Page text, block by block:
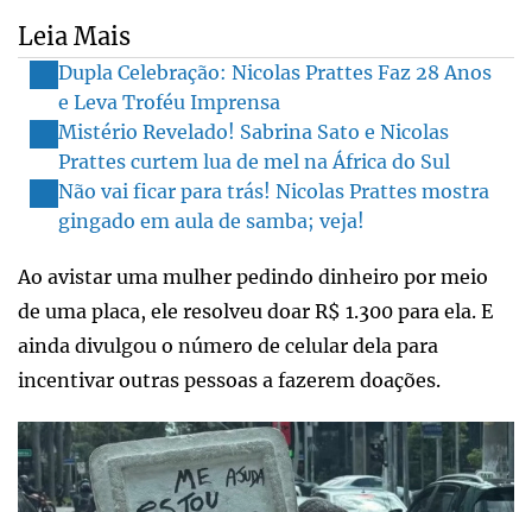
Leia Mais
Dupla Celebração: Nicolas Prattes Faz 28 Anos
e Leva Troféu Imprensa
Mistério Revelado! Sabrina Sato e Nicolas
Prattes curtem lua de mel na África do Sul
Não vai ficar para trás! Nicolas Prattes mostra
gingado em aula de samba; veja!
Ao avistar uma mulher pedindo dinheiro por meio
de uma placa, ele resolveu doar R$ 1.300 para ela. E
ainda divulgou o número de celular dela para
incentivar outras pessoas a fazerem doações.